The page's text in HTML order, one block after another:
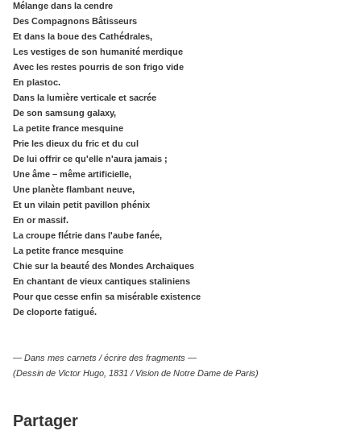
Mélange dans la cendre
Des Compagnons Bâtisseurs
Et dans la boue des Cathédrales,
Les vestiges de son humanité merdique
Avec les restes pourris de son frigo vide
En plastoc.
Dans la lumière verticale et sacrée
De son samsung galaxy,
La petite france mesquine
Prie les dieux du fric et du cul
De lui offrir ce qu'elle n'aura jamais ;
Une âme – même artificielle,
Une planète flambant neuve,
Et un vilain petit pavillon phénix
En or massif.
La croupe flétrie dans l'aube fanée,
La petite france mesquine
Chie sur la beauté des Mondes Archaïques
En chantant de vieux cantiques staliniens
Pour que cesse enfin sa misérable existence
De cloporte fatigué.
— Dans mes carnets / écrire des fragments —
(Dessin de Victor Hugo, 1831 / Vision de Notre Dame de Paris)
Partager